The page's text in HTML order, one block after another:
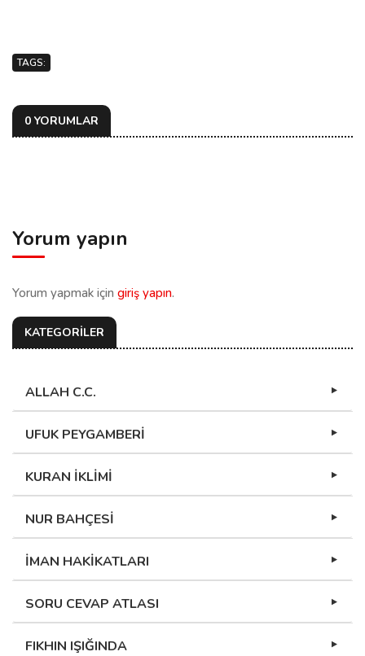
TAGS:
0 YORUMLAR
Yorum yapın
Yorum yapmak için giriş yapın.
KATEGORİLER
ALLAH C.C.
UFUK PEYGAMBERİ
KURAN İKLİMİ
NUR BAHÇESİ
İMAN HAKİKATLARI
SORU CEVAP ATLASI
FIKHIN IŞIĞINDA